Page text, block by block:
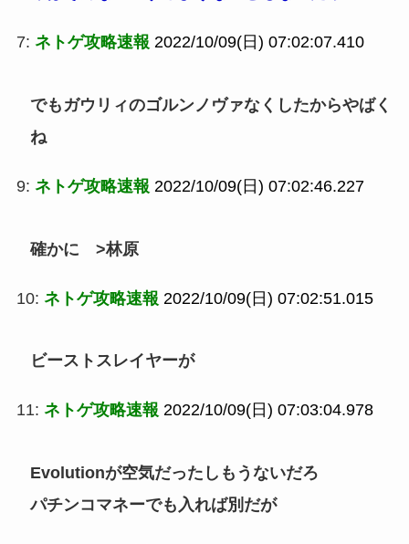
7: ネトゲ攻略速報 2022/10/09(日) 07:02:07.410
でもガウリィのゴルンノヴァなくしたからやばく
ね
9: ネトゲ攻略速報 2022/10/09(日) 07:02:46.227
確かに >林原
10: ネトゲ攻略速報 2022/10/09(日) 07:02:51.015
ビーストスレイヤーが
11: ネトゲ攻略速報 2022/10/09(日) 07:03:04.978
Evolutionが空気だったしもうないだろ
パチンコマネーでも入れば別だが